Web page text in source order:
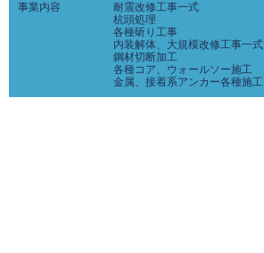
事業内容
耐震改修工事一式
杭頭処理
各種斫り工事
内装解体、大規模改修工事一式
鋼材切断加工
各種コア、ウォールソー施工
金属、接着系アンカー各種施工